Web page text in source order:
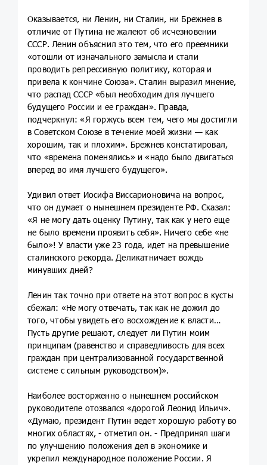
Оказывается, ни Ленин, ни Сталин, ни Брежнев в
отличие от Путина не жалеют об исчезновении
СССР. Ленин объяснил это тем, что его преемники
«отошли от изначального замысла и стали
проводить репрессивную политику, которая и
привела к кончине Союза». Сталин выразил мнение,
что распад СССР «был необходим для лучшего
будущего России и ее граждан». Правда,
подчеркнул: «Я горжусь всем тем, чего мы достигли
в Советском Союзе в течение моей жизни — как
хорошим, так и плохим». Брежнев констатировал,
что «времена поменялись» и «надо было двигаться
вперед во имя лучшего будущего».
Удивил ответ Иосифа Виссарионовича на вопрос,
что он думает о нынешнем президенте РФ. Сказал:
«Я не могу дать оценку Путину, так как у него еще
не было времени проявить себя». Ничего себе «не
было»! У власти уже 23 года, идет на превышение
сталинского рекорда. Деликатничает вождь
минувших дней?
Ленин так точно при ответе на этот вопрос в кусты
сбежал: «Не могу отвечать, так как не дожил до
того, чтобы увидеть его восхождение к власти…
Пусть другие решают, следует ли Путин моим
принципам (равенство и справедливость для всех
граждан при централизованной государственной
системе с сильным руководством)».
Наиболее восторженно о нынешнем российском
руководителе отозвался «дорогой Леонид Ильич».
«Думаю, президент Путин ведет хорошую работу во
многих областях, - отметил он. - Предпринял шаги
по улучшению положения дел в экономике и
укрепил международное положение России. Я